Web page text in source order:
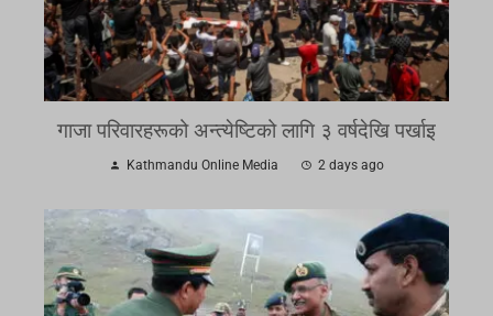
गाजा परिवारहरूको अन्त्येष्टिको लागि ३ वर्षदेखि पर्खाइ
Kathmandu Online Media 2 days ago